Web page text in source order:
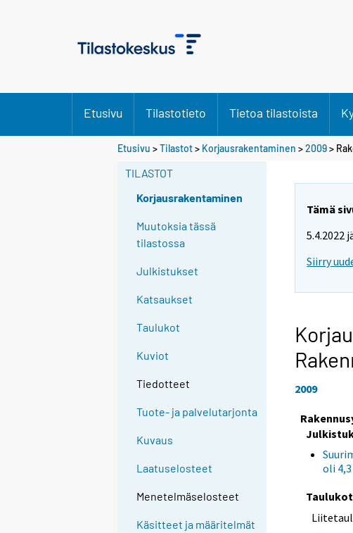
Etusivu Tilastotieto Tietoa tilastoista
Etusivu >Tilastot> Korjausrakentaminen >2009>
TILASTOT
Korjausrakentaminen
Muutoksia tässä
tilastossa
Julkistukset
Katsaukset
Taulukot
Kuviot
Tiedotteet
Tuote- ja palvelutarjonta
Kuvaus
Laatuselosteet
Menetelmäselosteet
Käsitteet ja määritelmät
Tämä
Siirry
2009
oli
Taulukot